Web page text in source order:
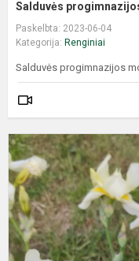
Salduvės
Paskelbta: 2023-06-04
Kategorija: Renginiai
Salduvės progimnazijos